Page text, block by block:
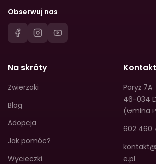
Obserwuj nas
Na skróty
Zwierzaki
Blog
Adopcja
Jak pomóc?
Wycieczki
Kontakt
Paryż 7A
46-034
(Gmina
602 460
e.pl